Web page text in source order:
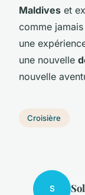
Maldives et
comme
une
une nouvelle
nouvelle
Croisière
S